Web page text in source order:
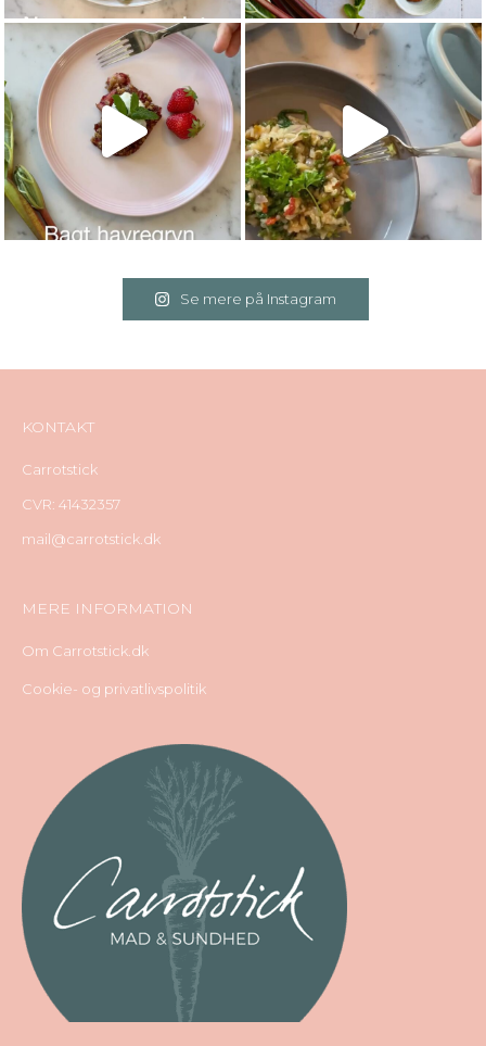
Se mere på Instagram
KONTAKT
Carrotstick
CVR: 41432357
mail@carrotstick.dk
MERE INFORMATION
Om Carrotstick.dk
Cookie- og privatlivspolitik